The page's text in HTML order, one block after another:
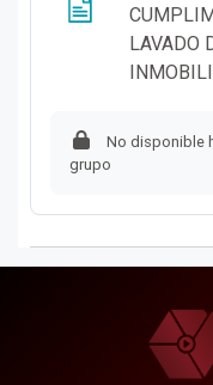
LAVADO
No disponible
grupo